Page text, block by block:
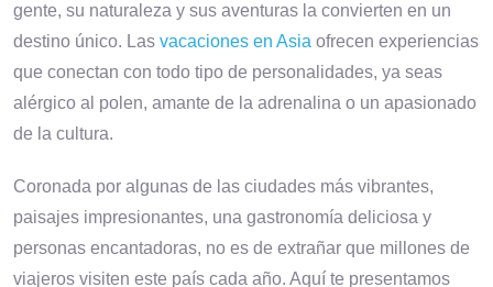
gente, su naturaleza y sus aventuras la convierten en un
destino único. Las vacaciones en Asia ofrecen experiencias
que conectan con todo tipo de personalidades, ya seas
alérgico al polen, amante de la adrenalina o un apasionado
de la cultura.
Coronada por algunas de las ciudades más vibrantes,
paisajes impresionantes, una gastronomía deliciosa y
personas encantadoras, no es de extrañar que millones de
viajeros visiten este país cada año. Aquí te presentamos